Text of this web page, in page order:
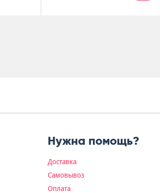
Нужна помощь?
Доставка
Самовывоз
Оплата